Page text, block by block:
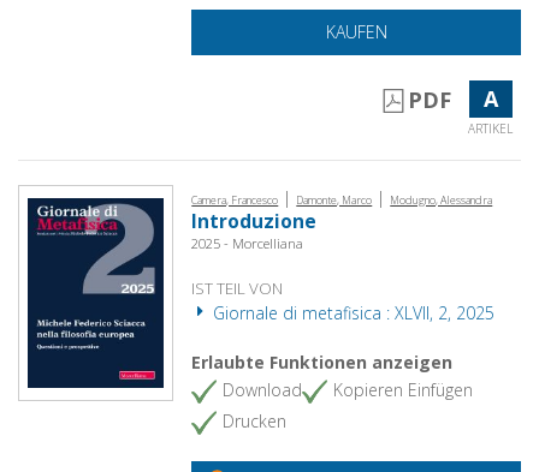
KAUFEN
PDF A
ARTIKEL
Camera, Francesco | Damonte, Marco | Modugno, Alessandra
Introduzione
2025 - Morcelliana
IST TEIL VON
Giornale di metafisica : XLVII, 2, 2025
Erlaubte Funktionen anzeigen
Download
Kopieren Einfügen
Drucken